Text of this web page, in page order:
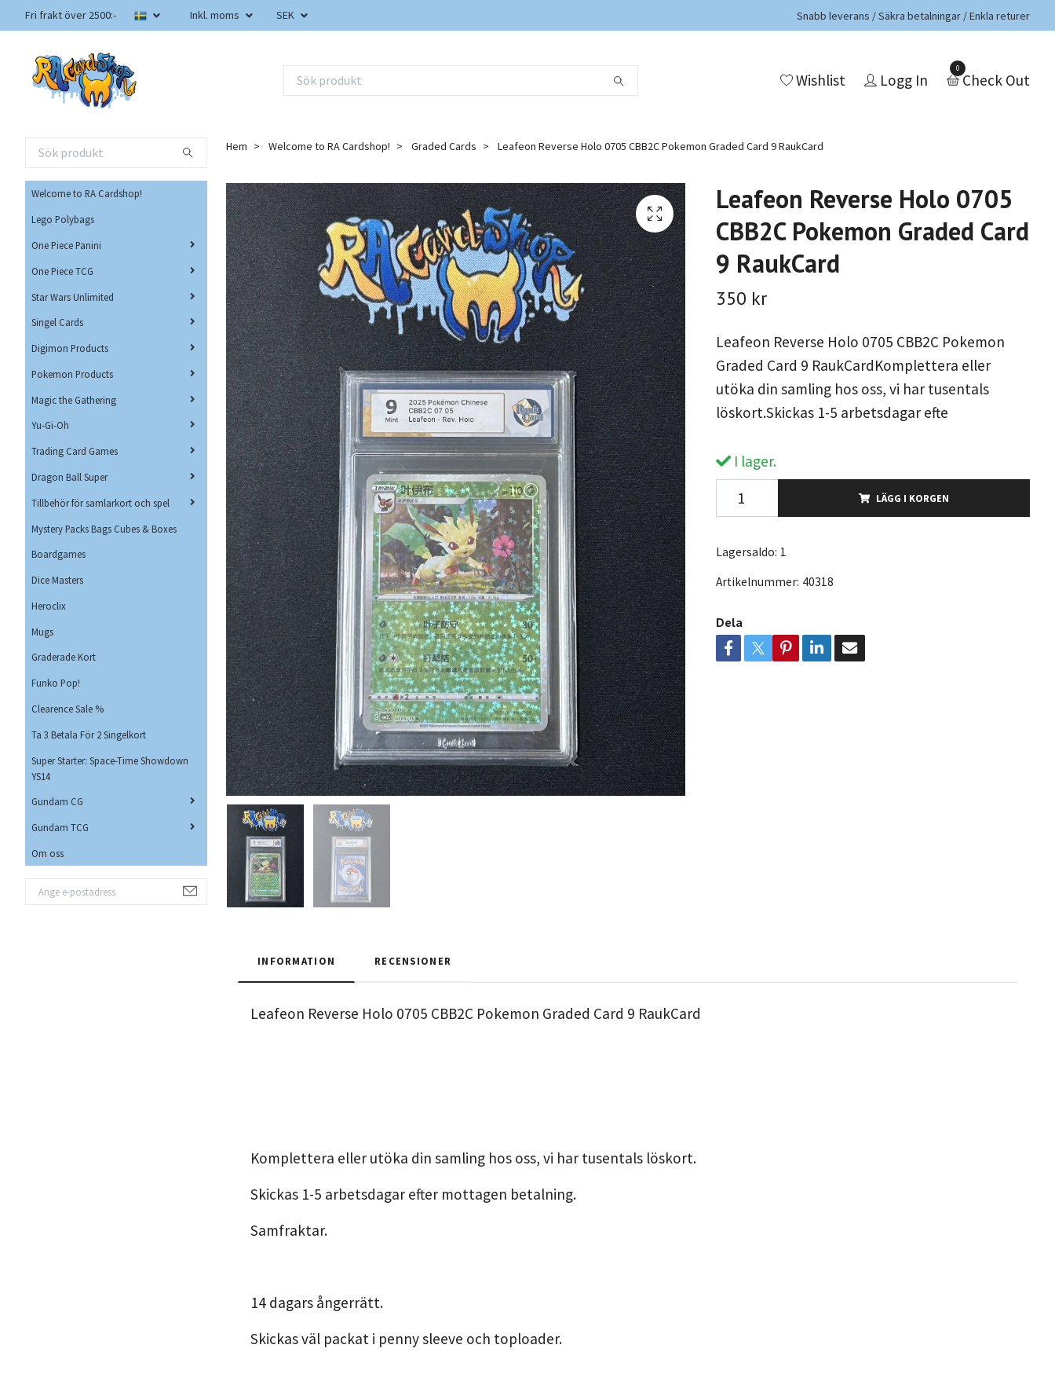
Fri frakt över 2500:- Inkl. moms SEK Snabb leverans / Säkra betalningar / Enkla returer
Wishlist Logg In
0
Check Out
Welcome to RA Cardshop!
Lego Polybags
One Piece Panini
One Piece TCG
Star Wars Unlimited
Singel Cards
Digimon Products
Pokemon Products
Magic the Gathering
Yu-Gi-Oh
Trading Card Games
Dragon Ball Super
Tillbehör för samlarkort och spel
Mystery Packs Bags Cubes & Boxes
Boardgames
Dice Masters
Heroclix
Mugs
Graderade Kort
Funko Pop!
Clearence Sale %
Ta 3 Betala För 2 Singelkort
Super Starter: Space-Time Showdown
YS14
Gundam CG
Gundam TCG
Om oss
Hem Welcome to RA Cardshop! Graded Cards Leafeon Reverse Holo 0705 CBB2C Pokemon Graded Card 9 RaukCard
Leafeon Reverse Holo 0705
CBB2C Pokemon Graded Card
9 RaukCard
350 kr
Leafeon Reverse Holo 0705 CBB2C Pokemon
Graded Card 9 RaukCardKomplettera eller
utöka din samling hos oss, vi har tusentals
löskort.Skickas 1-5 arbetsdagar efte
I lager.
LÄGG I KORGEN
Lagersaldo: 1
Artikelnummer: 40318
Dela
INFORMATION RECENSIONER
Leafeon Reverse Holo 0705 CBB2C Pokemon Graded Card 9 RaukCard
Komplettera eller utöka din samling hos oss, vi har tusentals löskort.
Skickas 1-5 arbetsdagar efter mottagen betalning.
Samfraktar.
14 dagars ångerrätt.
Skickas väl packat i penny sleeve och toploader.